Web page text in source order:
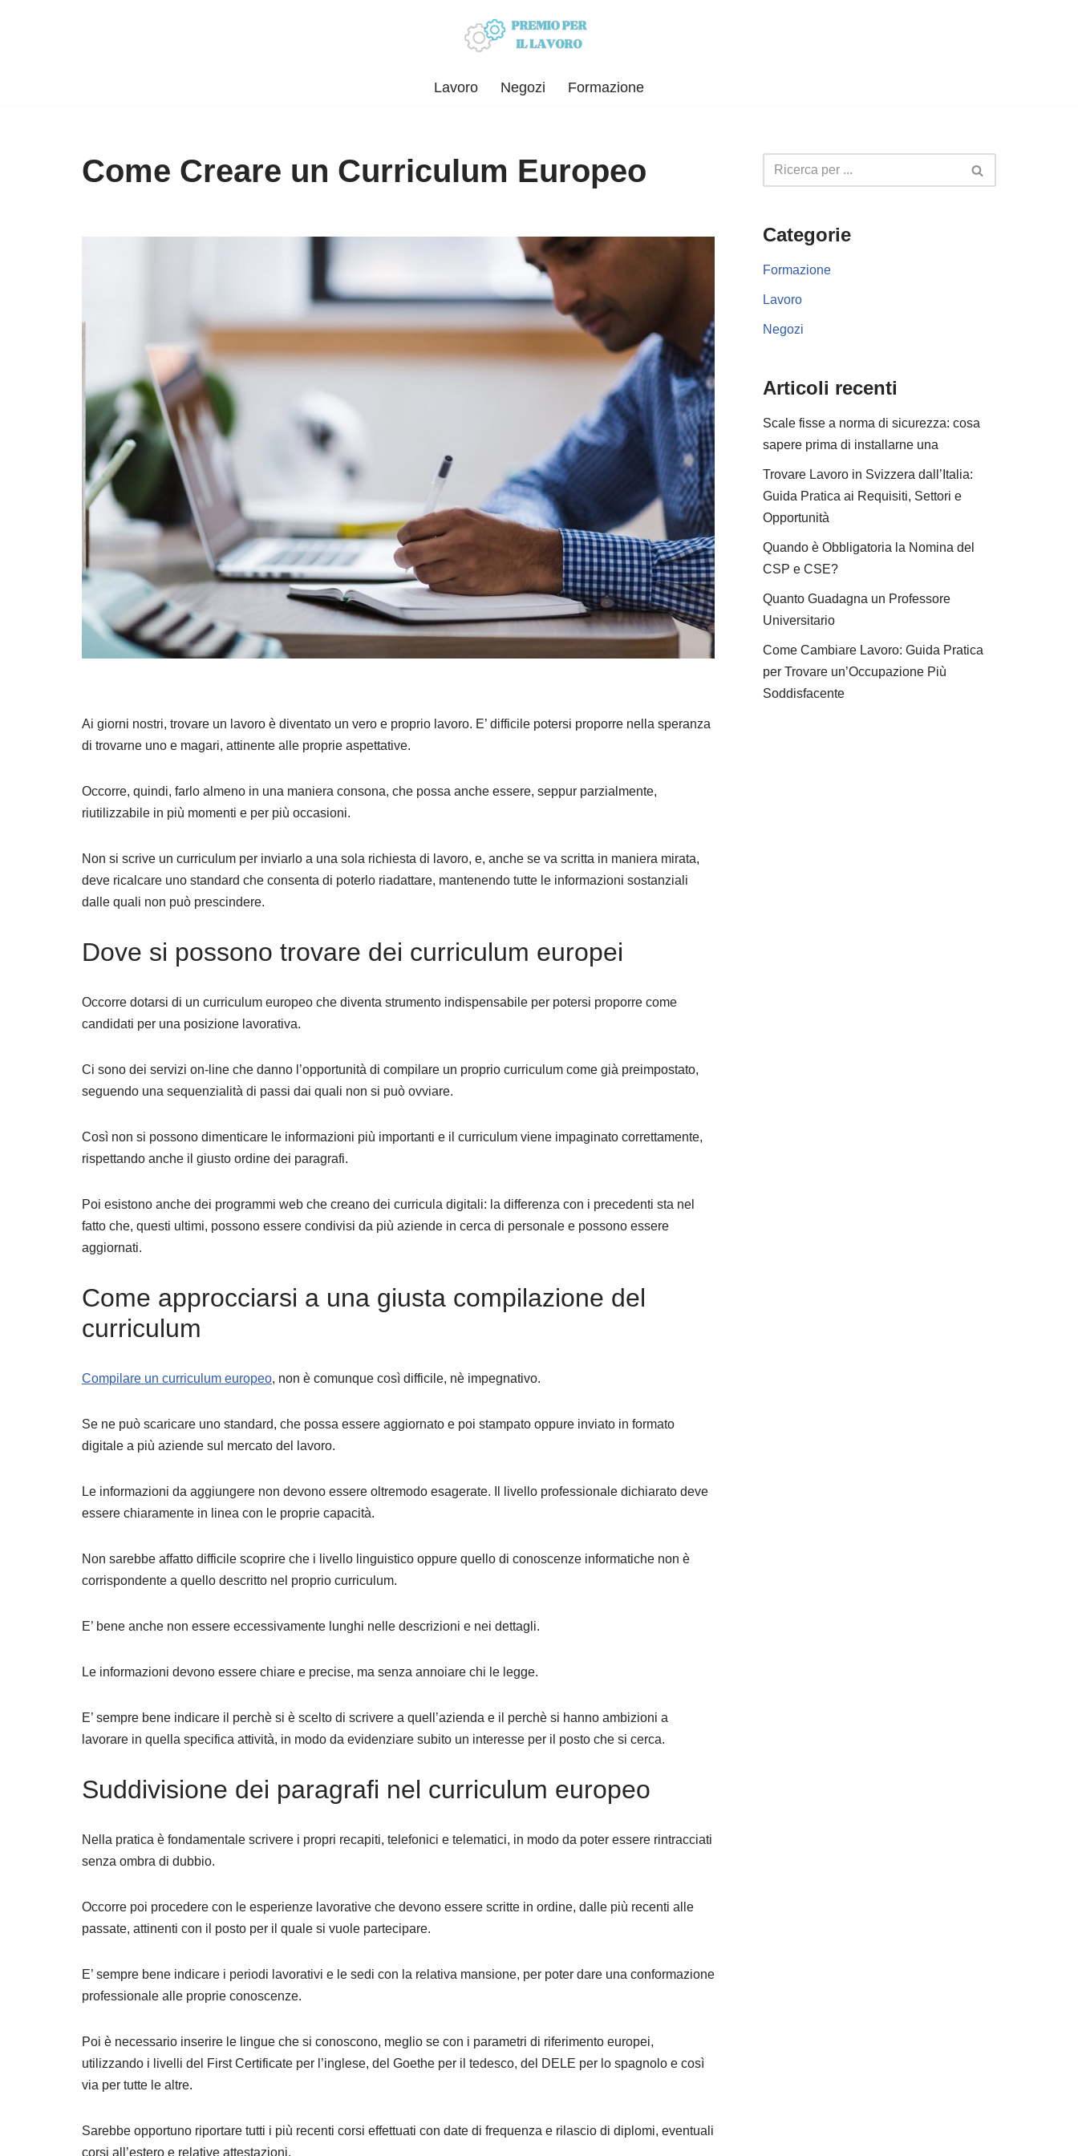
Lavoro Negozi Formazione
Come Creare un Curriculum Europeo
Ai giorni nostri, trovare un lavoro è diventato un vero e proprio lavoro. E’ difficile potersi proporre nella speranza
di trovarne uno e magari, attinente alle proprie aspettative.
Occorre, quindi, farlo almeno in una maniera consona, che possa anche essere, seppur parzialmente,
riutilizzabile in più momenti e per più occasioni.
Non si scrive un curriculum per inviarlo a una sola richiesta di lavoro, e, anche se va scritta in maniera mirata,
deve ricalcare uno standard che consenta di poterlo riadattare, mantenendo tutte le informazioni sostanziali
dalle quali non può prescindere.
Dove si possono trovare dei curriculum europei
Occorre dotarsi di un curriculum europeo che diventa strumento indispensabile per potersi proporre come
candidati per una posizione lavorativa.
Ci sono dei servizi on-line che danno l’opportunità di compilare un proprio curriculum come già preimpostato,
seguendo una sequenzialità di passi dai quali non si può ovviare.
Così non si possono dimenticare le informazioni più importanti e il curriculum viene impaginato correttamente,
rispettando anche il giusto ordine dei paragrafi.
Poi esistono anche dei programmi web che creano dei curricula digitali: la differenza con i precedenti sta nel
fatto che, questi ultimi, possono essere condivisi da più aziende in cerca di personale e possono essere
aggiornati.
Come approcciarsi a una giusta compilazione del
curriculum
Compilare un curriculum europeo, non è comunque così difficile, nè impegnativo.
Se ne può scaricare uno standard, che possa essere aggiornato e poi stampato oppure inviato in formato
digitale a più aziende sul mercato del lavoro.
Le informazioni da aggiungere non devono essere oltremodo esagerate. Il livello professionale dichiarato deve
essere chiaramente in linea con le proprie capacità.
Non sarebbe affatto difficile scoprire che i livello linguistico oppure quello di conoscenze informatiche non è
corrispondente a quello descritto nel proprio curriculum.
E’ bene anche non essere eccessivamente lunghi nelle descrizioni e nei dettagli.
Le informazioni devono essere chiare e precise, ma senza annoiare chi le legge.
E’ sempre bene indicare il perchè si è scelto di scrivere a quell’azienda e il perchè si hanno ambizioni a
lavorare in quella specifica attività, in modo da evidenziare subito un interesse per il posto che si cerca.
Suddivisione dei paragrafi nel curriculum europeo
Nella pratica è fondamentale scrivere i propri recapiti, telefonici e telematici, in modo da poter essere rintracciati
senza ombra di dubbio.
Occorre poi procedere con le esperienze lavorative che devono essere scritte in ordine, dalle più recenti alle
passate, attinenti con il posto per il quale si vuole partecipare.
E’ sempre bene indicare i periodi lavorativi e le sedi con la relativa mansione, per poter dare una conformazione
professionale alle proprie conoscenze.
Poi è necessario inserire le lingue che si conoscono, meglio se con i parametri di riferimento europei,
utilizzando i livelli del First Certificate per l’inglese, del Goethe per il tedesco, del DELE per lo spagnolo e così
via per tutte le altre.
Sarebbe opportuno riportare tutti i più recenti corsi effettuati con date di frequenza e rilascio di diplomi, eventuali
corsi all’estero e relative attestazioni.
Categorie
Formazione
Lavoro
Negozi
Articoli recenti
Scale fisse a norma di sicurezza: cosa
sapere prima di installarne una
Trovare Lavoro in Svizzera dall’Italia:
Guida Pratica ai Requisiti, Settori e
Opportunità
Quando è Obbligatoria la Nomina del
CSP e CSE?
Quanto Guadagna un Professore
Universitario
Come Cambiare Lavoro: Guida Pratica
per Trovare un’Occupazione Più
Soddisfacente